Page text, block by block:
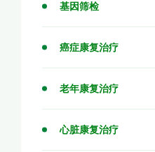
基因筛检
癌症康复治疗
老年康复治疗
心脏康复治疗